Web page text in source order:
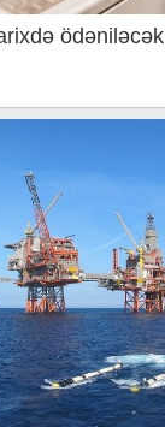
ödəniləcək